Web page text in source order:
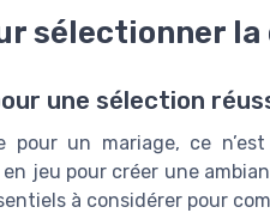
sélectionner
une sélection
pour un mariage, ce
jeu pour créer une
à considérer pour